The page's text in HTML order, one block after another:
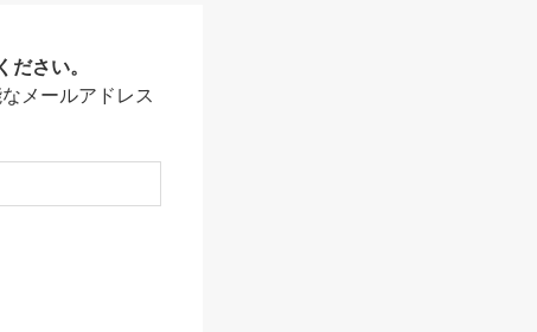
さい。
メールアドレス